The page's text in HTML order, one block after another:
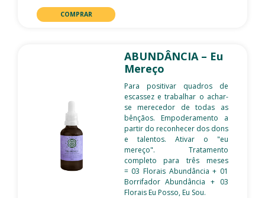
COMPRAR
ABUNDÂNCIA – Eu
Mereço
Para positivar quadros de
escassez e trabalhar o achar-
se merecedor de todas as
bênçãos. Empoderamento a
partir do reconhecer dos dons
e talentos. Ativar o "eu
mereço". Tratamento
completo para três meses
= 03 Florais Abundância + 01
Borrifador Abundância + 03
Florais Eu Posso, Eu Sou.